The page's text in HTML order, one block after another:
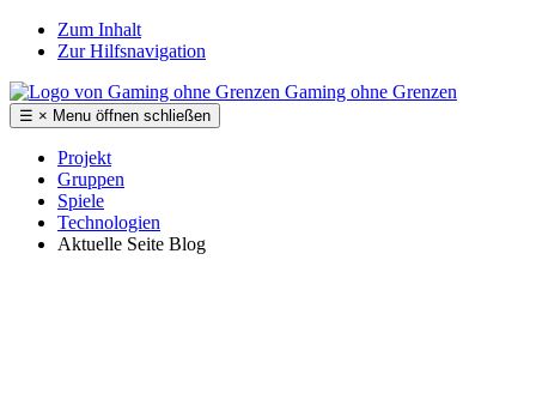
Zum Inhalt
Zur Hilfsnavigation
Gaming ohne Grenzen
☰ × Menu öffnen schließen
Projekt
Gruppen
Spiele
Technologien
Aktuelle Seite Blog